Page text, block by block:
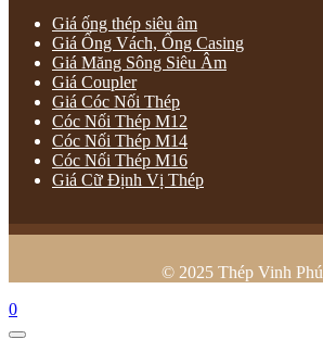
Giá ống thép siêu âm
Giá Ống Vách, Ống Casing
Giá Măng Sông Siêu Âm
Giá Coupler
Giá Cóc Nối Thép
Cóc Nối Thép M12
Cóc Nối Thép M14
Cóc Nối Thép M16
Giá Cữ Định Vị Thép
© 2025 Thép Vinh Phú
0